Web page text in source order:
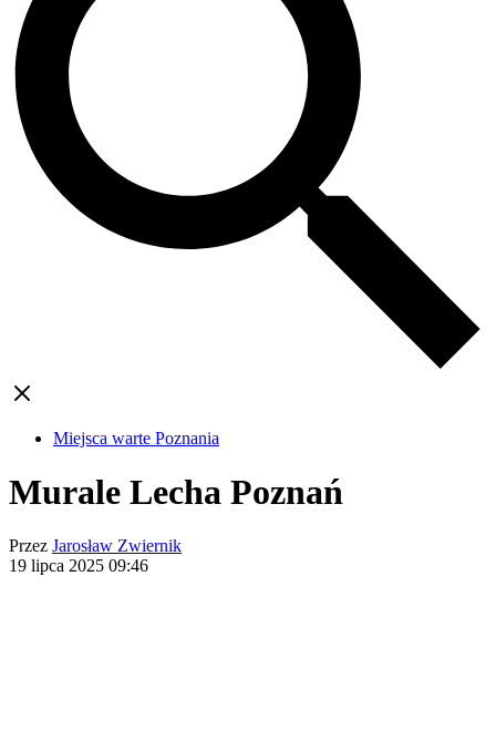
Miejsca warte Poznania
Murale Lecha Poznań
Przez Jarosław Zwiernik
19 lipca 2025 09:46